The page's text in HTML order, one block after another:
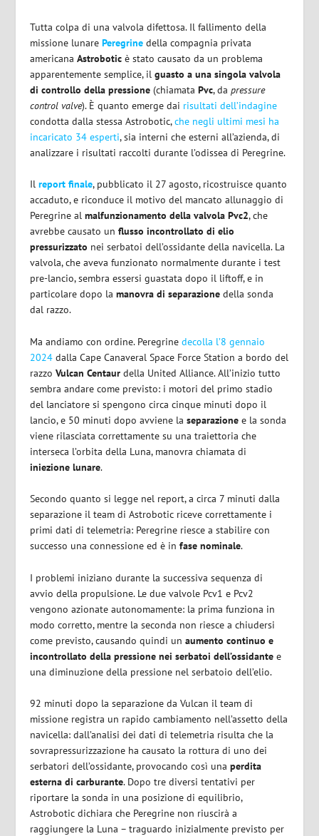
Tutta colpa di una valvola difettosa. Il fallimento della
missione lunarePeregrine della compagnia privata
americanaAstrobotic è stato causato da un problema
apparentemente semplice, ilguasto a una singola valvola
di controllo della pressione (chiamataPvc, dapressure
control valve). È quanto emerge dai risultati dell’indagine
condotta dalla stessa Astrobotic,che negli ultimi mesi ha
incaricato 34 esperti, sia interni che esterni all’azienda, di
analizzare i risultati raccolti durante l’odissea di Peregrine.
Ilreport finale, pubblicato il 27 agosto, ricostruisce quanto
accaduto, e riconduce il motivo del mancato allunaggio di
Peregrine almalfunzionamento della valvola Pvc2, che
avrebbe causato unflusso incontrollato di elio
pressurizzato nei serbatoi dell’ossidante della navicella. La
valvola, che aveva funzionato normalmente durante i test
pre-lancio, sembra essersi guastata dopo il liftoff, e in
particolare dopo lamanovra di separazione della sonda
dal razzo.
Ma andiamo con ordine. Peregrinedecolla l’8 gennaio
2024 dalla Cape Canaveral Space Force Station a bordo del
razzoVulcan Centaur della United Alliance. All’inizio tutto
sembra andare come previsto: i motori del primo stadio
del lanciatore si spengono circa cinque minuti dopo il
lancio, e 50 minuti dopo avviene laseparazione e la sonda
viene rilasciata correttamente su una traiettoria che
interseca l’orbita della Luna, manovra chiamata di
iniezione lunare.
Secondo quanto si legge nel report, a circa 7 minuti dalla
separazione il team di Astrobotic riceve correttamente i
primi dati di telemetria: Peregrine riesce a stabilire con
successo una connessione ed è infase nominale.
I problemi iniziano durante la successiva sequenza di
avvio della propulsione. Le due valvole Pcv1 e Pcv2
vengono azionate autonomamente: la prima funziona in
modo corretto, mentre la seconda non riesce a chiudersi
come previsto, causando quindi unaumento continuo e
incontrollato della pressione nei serbatoi dell’ossidante e
una diminuzione della pressione nel serbatoio dell’elio.
92 minuti dopo la separazione da Vulcan il team di
missione registra un rapido cambiamento nell’assetto della
navicella: dall’analisi dei dati di telemetria risulta che la
sovrapressurizzazione ha causato la rottura di uno dei
serbatori dell’ossidante, provocando così unaperdita
esterna di carburante. Dopo tre diversi tentativi per
riportare la sonda in una posizione di equilibrio,
Astrobotic dichiara che Peregrine non riuscirà a
raggiungere la Luna – traguardo inizialmente previsto per